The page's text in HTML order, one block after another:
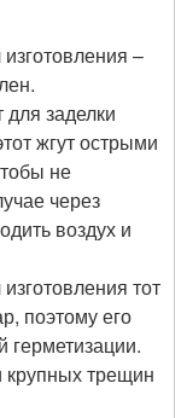
–
заделки
жгут острыми
не
через
воздух и
тот
поэтому его
герметизации.
крупных трещин